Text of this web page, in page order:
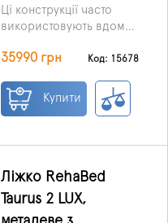
Ці конструкції часто
використовують вдома
оскільки значною
покращити, а також
полегшити життя не
35990 грн Код: 15678
Купити
Ліжко RehaBed
Taurus 2 LUX,